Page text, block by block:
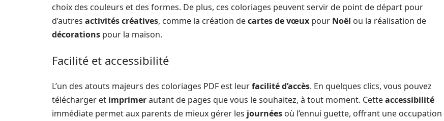
choix des couleurs et des formes. De plus, ces coloriages peuvent servir de point de départ pour
d’autres activités créatives, comme la création decartes de vœux pour Noël ou la réalisation de
décorations pour la maison.
Facilité et accessibilité
L’un des atouts majeurs des coloriages PDF est leurfacilité d’accès. En quelques clics, vous pouvez
télécharger et imprimerautant de pages que vous le souhaitez, à tout moment. Cetteaccessibilité
immédiate permet aux parents de mieux gérer les journées où l’ennui guette, offrant une occupation